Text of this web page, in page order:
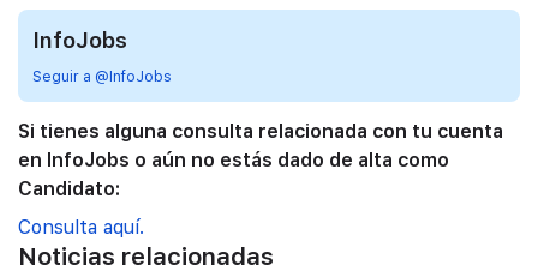
InfoJobs
Seguir a @InfoJobs
Si tienes alguna consulta relacionada con tu cuenta
en InfoJobs o aún no estás dado de alta como
Candidato:
Consulta aquí.
Noticias relacionadas